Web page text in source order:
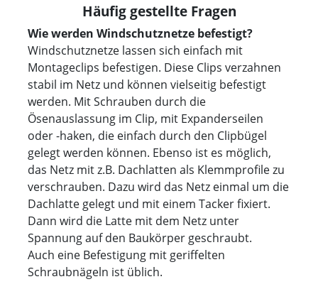
Häufig gestellte Fragen
Wie werden Windschutznetze befestigt?
Windschutznetze lassen sich einfach mit
Montageclips befestigen. Diese Clips verzahnen
stabil im Netz und können vielseitig befestigt
werden. Mit Schrauben durch die
Ösenauslassung im Clip, mit Expanderseilen
oder -haken, die einfach durch den Clipbügel
gelegt werden können. Ebenso ist es möglich,
das Netz mit z.B. Dachlatten als Klemmprofile zu
verschrauben. Dazu wird das Netz einmal um die
Dachlatte gelegt und mit einem Tacker fixiert.
Dann wird die Latte mit dem Netz unter
Spannung auf den Baukörper geschraubt.
Auch eine Befestigung mit geriffelten
Schraubnägeln ist üblich.